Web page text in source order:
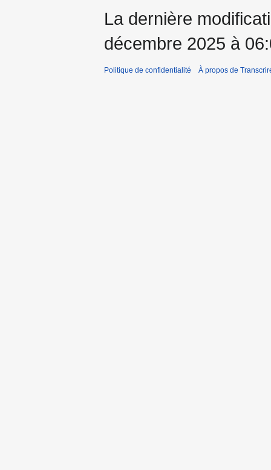
La dernière
décembre 2025 à
Politique de confidentialité À propos de